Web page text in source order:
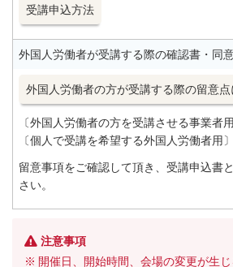
受講申込方法
外国人労働者が受講する際の確認書・同
外国人労働者の方が受講する際の留意点
〔外国人労働者の方を受講させる事業者
〔個人で受講を希望する外国人労働者
留意事項をご確認して頂き、受講申込書
さい。
注意事項
開催日、開始時間、会場の変更が生